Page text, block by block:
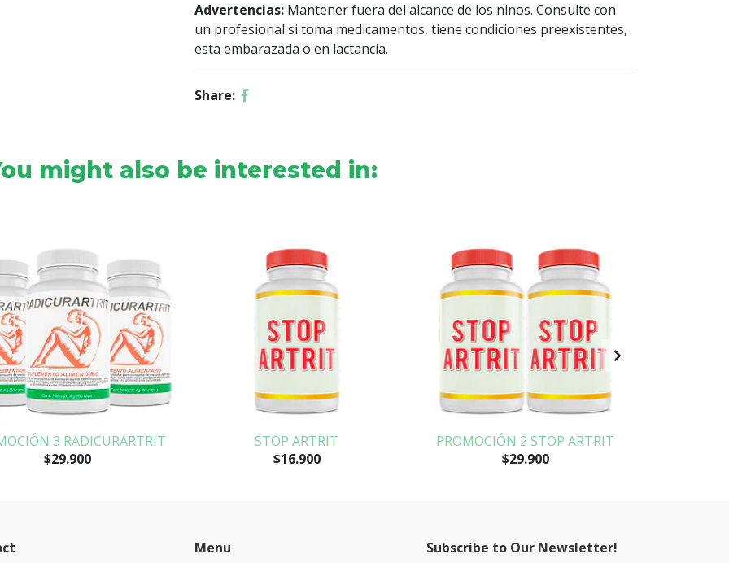
Advertencias: Mantener fuera del alcance de los ninos. Consulte con
un profesional si toma medicamentos, tiene condiciones preexistentes,
esta embarazada o en lactancia.
Share:
might also be interested in:
3 RADICURARTRIT
$29.900
STOP ARTRIT
$16.900
PROMOCIÓN 2 STOP ARTRIT
$29.900
Menu Subscribe to Our Newsletter!